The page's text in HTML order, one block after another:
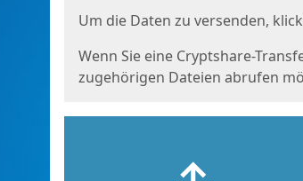
Um die Daten zu versenden,
Wenn Sie eine Cryptshare-
zugehörigen Dateien abrufen